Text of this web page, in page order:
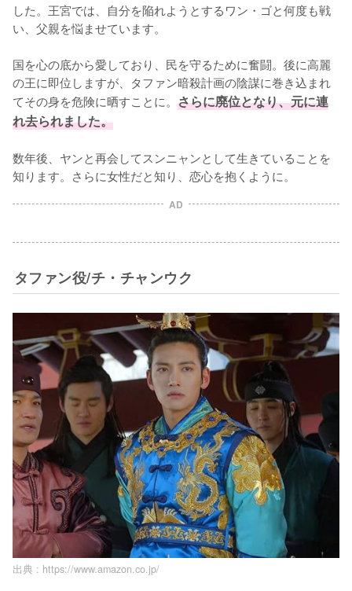
した。王宮では、自分を陥れようとするワン・ゴと何度も戦
い、父親を悩ませています。
国を心の底から愛しており、民を守るために奮闘。後に高麗
の王に即位しますが、タファン暗殺計画の陰謀に巻き込まれ
てその身を危険に晒すことに。 さらに廃位となり、元に連
れ去られました。
数年後、ヤンと再会してスンニャンとして生きていることを
知ります。さらに女性だと知り、恋心を抱くように。
AD
タファン役/チ・チャンウク
出典 : https://www.amazon.co.jp/